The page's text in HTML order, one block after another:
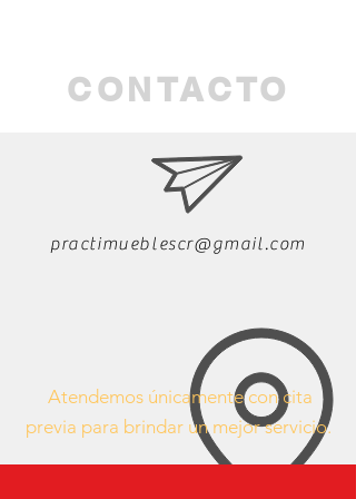
CONTACTO
practimueblescr@gmail.com
Atendemos únicamente con cita
previa para brindar un mejor servicio.